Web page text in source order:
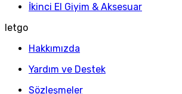
İkinci El Giyim & Aksesuar
letgo
Hakkımızda
Yardım ve Destek
Sözleşmeler